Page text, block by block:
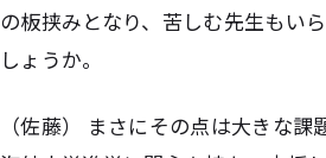
の板挟みとなり、苦しむ先生もい
しょうか。
（佐藤） まさにその点は大きな課